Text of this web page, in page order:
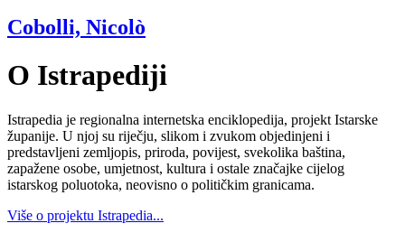
Cobolli, Nicolò
O Istrapediji
Istrapedia je regionalna internetska enciklopedija, projekt Istarske
županije. U njoj su riječju, slikom i zvukom objedinjeni i
predstavljeni zemljopis, priroda, povijest, svekolika baština,
zapažene osobe, umjetnost, kultura i ostale značajke cijelog
istarskog poluotoka, neovisno o političkim granicama.
Više o projektu Istrapedia...